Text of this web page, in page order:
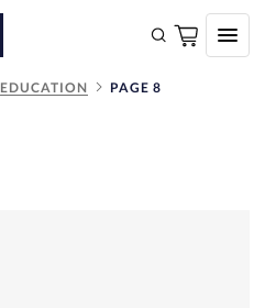
EDUCATION PAGE 8